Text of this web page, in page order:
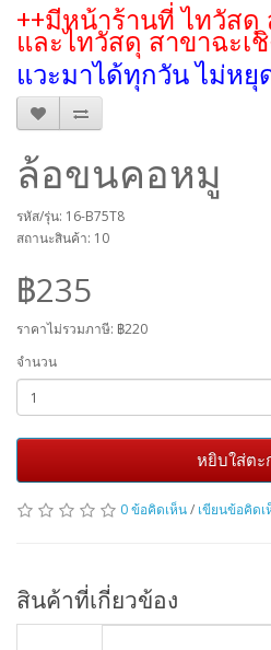
++มีหน้าร้านที่ ไทวัส
และไทวัสดุ สาขาฉะเชิ
แวะมาได้ทุกวัน ไม่หยุ
ล้อขนคอหมู
รหัส/รุ่น: 16-B75T8
สถานะสินค้า: 10
฿235
ราคาไม่รวมภาษี: ฿220
จำนวน
หยิบใส่ตะ
0 ข้อคิดเห็น/ เขียนข้อคิดเ
สินค้าที่เกี่ยวข้อง